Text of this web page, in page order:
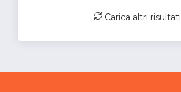
Carica altri risultati